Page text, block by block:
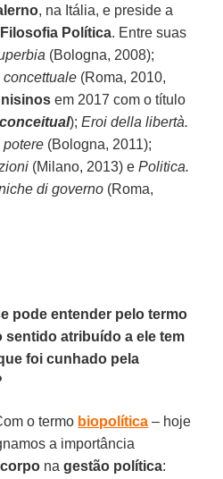
, na Itália, e preside a
Política. Entre suas
(Bologna, 2008);
(Roma, 2010,
em 2017 com o título
);Eroi della libertà.
potere (Bologna, 2011);
(Milano, 2013) ePolitica.
di governo (Roma,
pode entender pelo termo
sentido atribuído a ele tem
foi cunhado pela
o termo biopolítica – hoje
a importância
corpo nagestão política: